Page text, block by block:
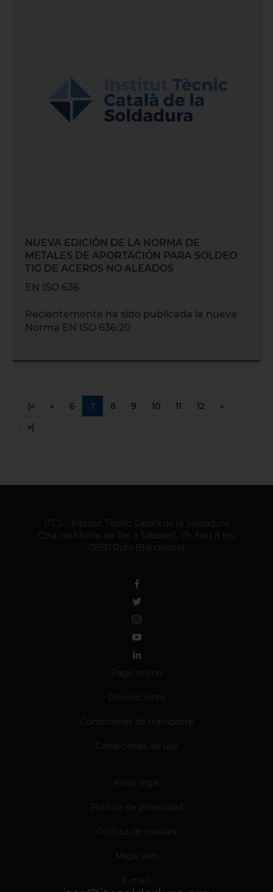
NUEVA EDICIÓN DE LA NORMA DE
METALES DE APORTACIÓN PARA SOLDEO
TIG DE ACEROS NO ALEADOS
EN ISO 636
Recientemente ha sido publicada la nueva
Norma EN ISO 636:20
|« « 6 7 8 9 10 11 12
»
»|
ITCS - Institut Tècnic Català de la Soldadura
Ctra. de Molins de Rei a Sabadell, 79, Nau 8 bis
08191 Rubí (Barcelona)
Pago online
Devoluciones
Condiciones de transporte
Condiciones de uso
Aviso legal
Política de privacidad
Política de cookies
Mapa web
E-mail: